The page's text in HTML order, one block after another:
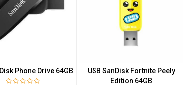
Phone Drive 64GB
USB SanDisk Fortnite Peely
Edition 64GB